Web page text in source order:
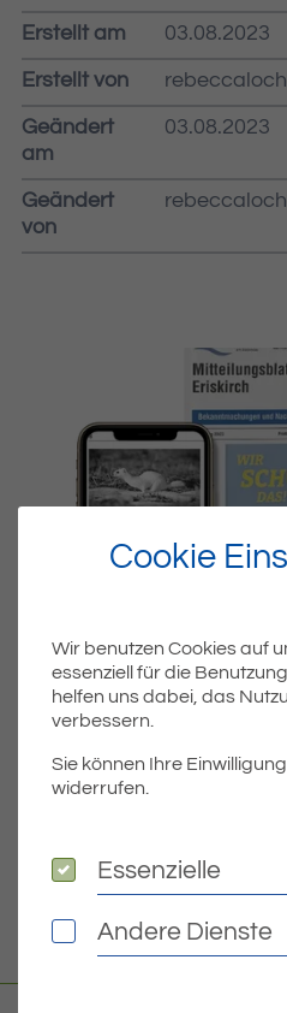
Erstellt am 03.08.2023
Erstellt von
Geändert
am
03.08.2023
Geändert
von
Dateiname
Dateigröße
DOWNLOAD
Cookie
Wir benutzen Cookies auf
essenziell für die
helfen uns dabei, das
verbessern.
Sie können Ihre
widerrufen.
Essenzielle
Essenzielle
Andere Dienste
Andere Dienste